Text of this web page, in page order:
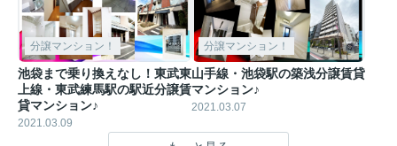
分譲マンション！
池袋まで乗り換えなし！東武東
上線・東武練馬駅の駅近分譲賃
貸マンション♪
2021.03.09
分譲マンション！
山手線・池袋駅の築浅分譲賃貸
マンション♪
2021.03.07